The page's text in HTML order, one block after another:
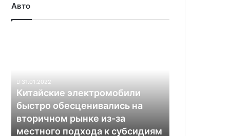
Авто
вторичном
из-
за
местного
31.01.2022
Китайские электромобили
быстро обесценивались на
вторичном рынке из-за
местного подхода к субсидиям